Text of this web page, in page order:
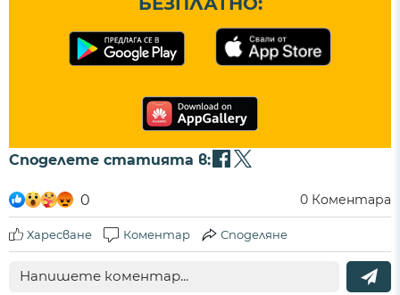
Споделете статията в:
0 0 Коментара
Харесване Коментар Споделяне